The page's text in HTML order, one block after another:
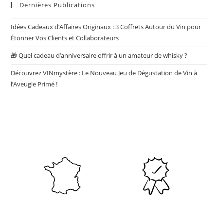
Dernières Publications
Idées Cadeaux d’Affaires Originaux : 3 Coffrets Autour du Vin pour
Étonner Vos Clients et Collaborateurs
🎁 Quel cadeau d’anniversaire offrir à un amateur de whisky ?
Découvrez VINmystère : Le Nouveau Jeu de Dégustation de Vin à
l’Aveugle Primé !